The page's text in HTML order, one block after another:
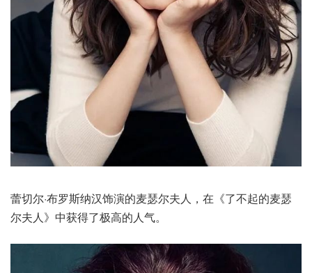
蕾切尔·布罗斯纳汉饰演的麦瑟尔夫人，在《了不起的麦瑟
尔夫人》中获得了极高的人气。